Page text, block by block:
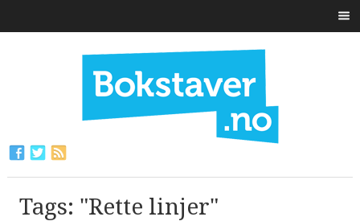
Tags: "Rette linjer"